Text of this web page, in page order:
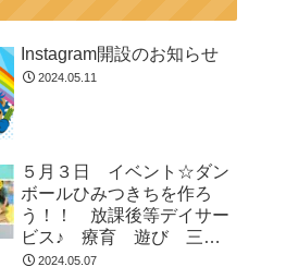
Instagram開設のお知らせ
2024.05.11
５月３日 イベント☆ダン
ボールひみつきちを作ろ
う！！ 放課後等デイサー
ビス♪ 療育 遊び 三郷
市 2024.05.07